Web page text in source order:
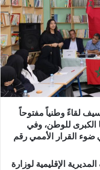
لقاءً وطنياً مفتوحاً
الكبرى للوطن، وفي
ضوء القرار الأممي رقم
الإقليمية لوزارة